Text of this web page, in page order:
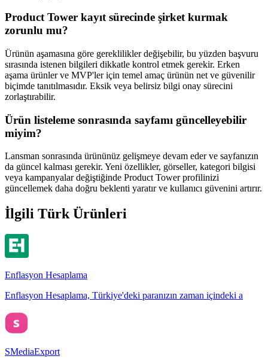
Product Tower kayıt sürecinde şirket kurmak
zorunlu mu?
Ürünün aşamasına göre gereklilikler değişebilir, bu yüzden başvuru
sırasında istenen bilgileri dikkatle kontrol etmek gerekir. Erken
aşama ürünler ve MVP'ler için temel amaç ürünün net ve güvenilir
biçimde tanıtılmasıdır. Eksik veya belirsiz bilgi onay sürecini
zorlaştırabilir.
Ürün listeleme sonrasında sayfamı güncelleyebilir
miyim?
Lansman sonrasında ürününüz gelişmeye devam eder ve sayfanızın
da güncel kalması gerekir. Yeni özellikler, görseller, kategori bilgisi
veya kampanyalar değiştiğinde Product Tower profilinizi
güncellemek daha doğru beklenti yaratır ve kullanıcı güvenini artırır.
İlgili Türk Ürünleri
Enflasyon Hesaplama
Enflasyon Hesaplama, Türkiye'deki paranızın zaman içindeki a
SMediaExport